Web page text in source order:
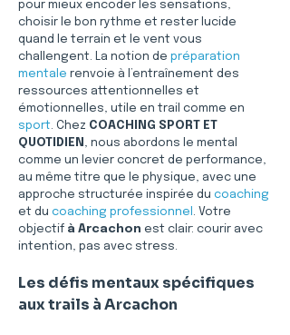
pour mieux encoder les sensations,
choisir le bon rythme et rester lucide
quand le terrain et le vent vous
challengent. La notion de préparation
mentale renvoie à l’entraînement des
ressources attentionnelles et
émotionnelles, utile en trail comme en
sport. Chez COACHING SPORT ET
QUOTIDIEN , nous abordons le mental
comme un levier concret de performance,
au même titre que le physique, avec une
approche structurée inspirée du coaching
et du coaching professionnel . Votre
objectif à Arcachon est clair: courir avec
intention, pas avec stress.
Les défis mentaux spécifiques
aux trails à Arcachon